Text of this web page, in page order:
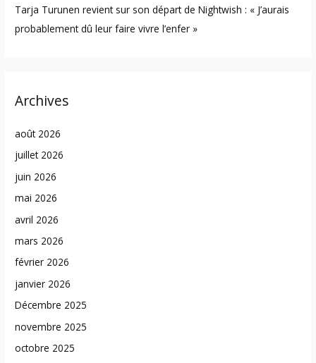
Tarja Turunen revient sur son départ de Nightwish : « J’aurais
probablement dû leur faire vivre l’enfer »
Archives
août 2026
juillet 2026
juin 2026
mai 2026
avril 2026
mars 2026
février 2026
janvier 2026
Décembre 2025
novembre 2025
octobre 2025